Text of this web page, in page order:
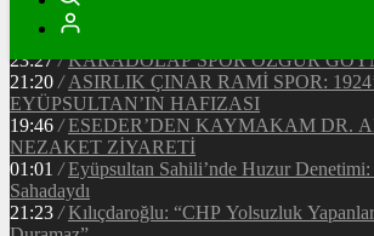
Makyaj Sanatçısı Uzay Damla Yıldız,
Başarılarıyla Türkiye’yi Temsil Ediyor
23:27 / KARADOLAP SPOR ÖZGÜR
21:20 / ASIRLIK ÇINAR RAMİ SPOR:
EYÜPSULTAN’IN HAFIZASI
19:46 / ESEDER’DEN KAYMAKAM DR.
NEZAKET ZİYARETİ
01:01 / Eyüpsultan Sahili’nde Huzur
Sahadaydı
21:23 / Kılıçdaroğlu: “CHP Yolsuzluk